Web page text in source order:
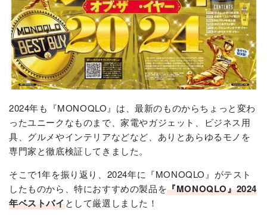
2024年も『MONOQLO』は、最新のものからちょっと変わ
ったユニークなものまで、家電やガジェット、ビジネス用
具、グルメやインテリアなどなど、ありとあらゆるモノを
専門家と徹底検証してきました。
そこで1年を振り返り、2024年に『MONOQLO』がテスト
したものから、特におすすめの製品を『MONOQLO』2024
年ベストバイとして厳選しました！